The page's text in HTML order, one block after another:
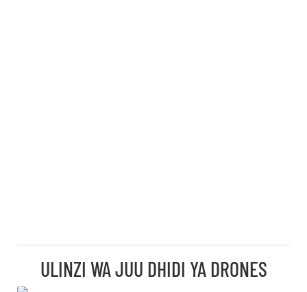
ULINZI WA JUU DHIDI YA DRONES